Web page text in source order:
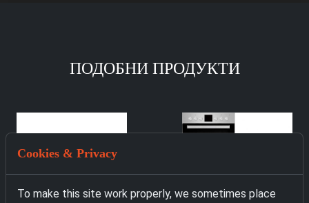
ПОДОБНИ ПРОДУКТИ
Cookies & Privacy
To make this site work properly, we sometimes place